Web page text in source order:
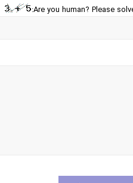
Are you human? Please